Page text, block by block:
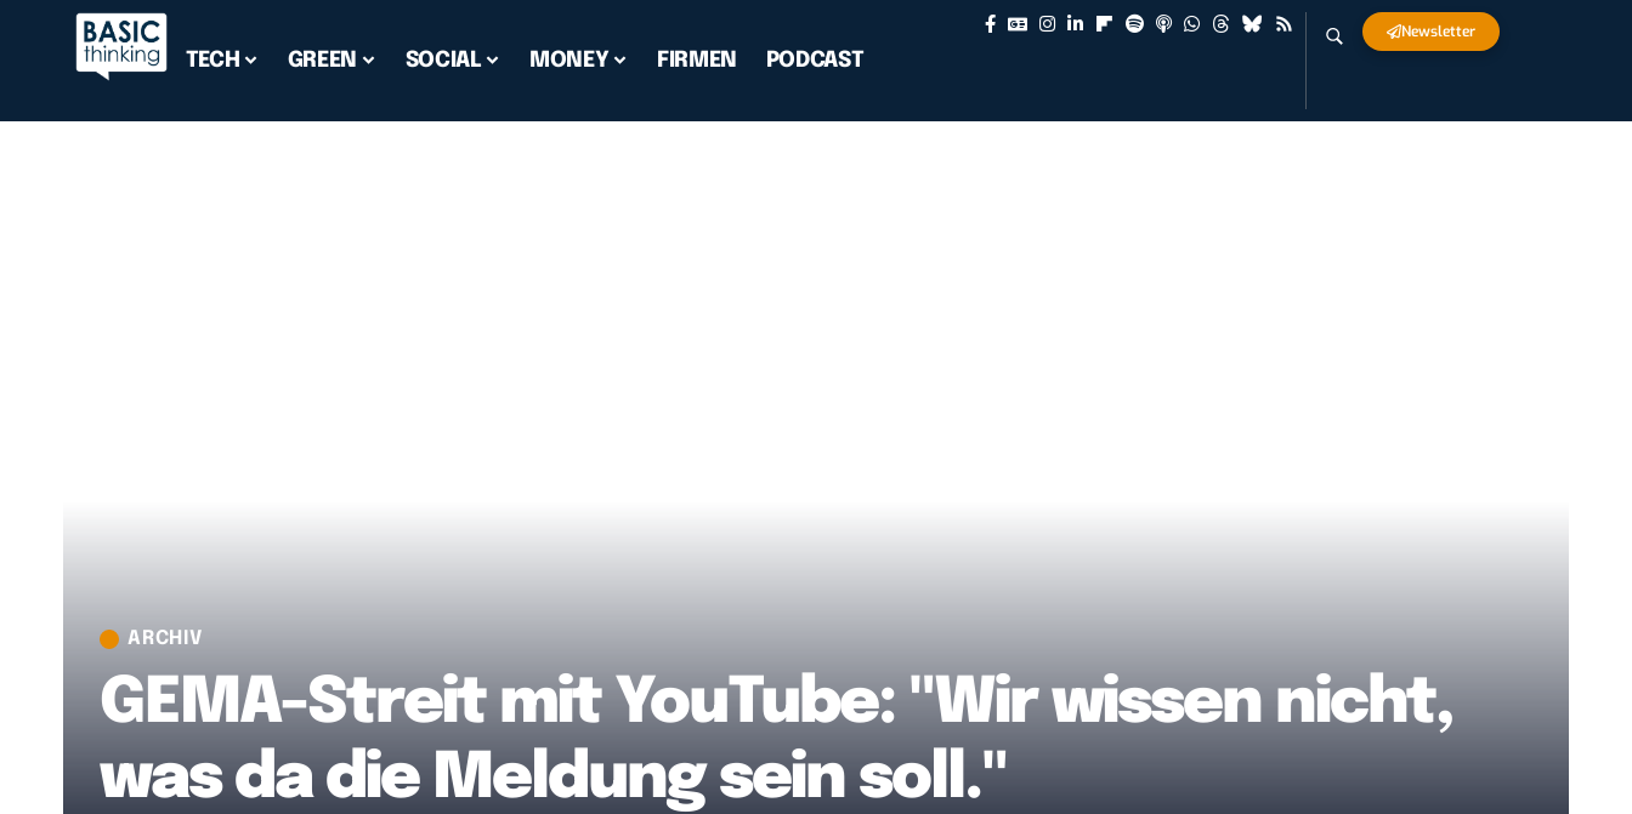
TECH GREEN SOCIAL MONEY FIRMEN PODCAST
Newsletter
ARCHIV
GEMA-Streit mit YouTube: "Wir wissen nicht,
was da die Meldung sein soll."